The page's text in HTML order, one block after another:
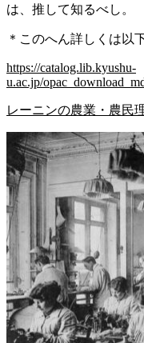
は、推して知るべし。
＊このへん詳しくは以
https://catalog.lib.kyushu-
u.ac.jp/
レーニンの農業・農民